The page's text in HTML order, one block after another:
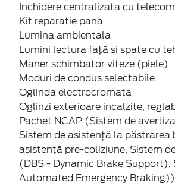
Inchidere centralizata cu
Kit reparatie pana
Lumina ambientala
Lumini lectura față si spate cu
Maner schimbator viteze (piele)
Moduri de condus selectabile
Oglinda electrocromata
Oglinzi exterioare incalzite,
Pachet NCAP (Sistem de
Sistem de asistență la păstrarea
asistență pre-coliziune, Sistem
(DBS - Dynamic Brake
Automated Emergency Braking))